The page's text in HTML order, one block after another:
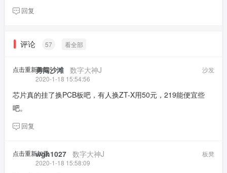
回复
评论 57 看全部
点击重新加载 沙发
勇闯沙滩 数字大神J
2020-1-18 15:54:56
芯片真的挂了换PCB板吧，有人换ZT-X用50元，219能便宜些
吧。
回复
点击重新加载 板凳
wgh1027 数字大神J
2020-1-18 15:58:09